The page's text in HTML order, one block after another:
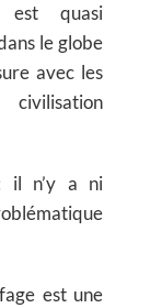
est quasi
le globe
avec les
il n’y a ni
est une